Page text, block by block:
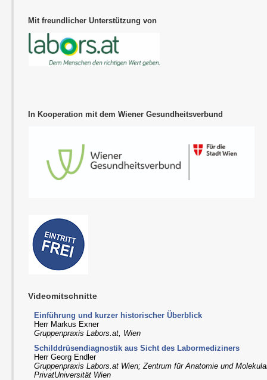
Mit freundlicher Unterstützung von
In Kooperation mit dem Wiener Gesundheitsverbund
Videomitschnitte
Einführung und kurzer historischer Überblick
Herr Markus Exner
Gruppenpraxis Labors.at, Wien
Schilddrüsendiagnostik aus Sicht des Labormediziners
Herr Georg Endler
Gruppenpraxis Labors.at Wien; Zentrum für Anatomie und
PrivatUniversität Wien